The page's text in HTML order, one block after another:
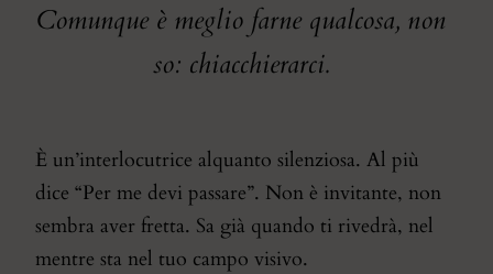
Comunque è meglio farne qualcosa, non
so: chiacchierarci.
È un’interlocutrice alquanto silenziosa. Al più
dice “Per me devi passare”. Non è invitante, non
sembra aver fretta. Sa già quando ti rivedrà, nel
mentre sta nel tuo campo visivo.